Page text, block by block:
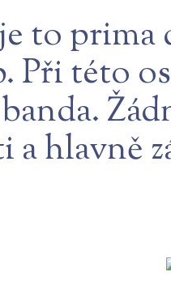
to prima
Při této
a hlavně